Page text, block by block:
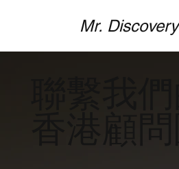
Mr. Discovery